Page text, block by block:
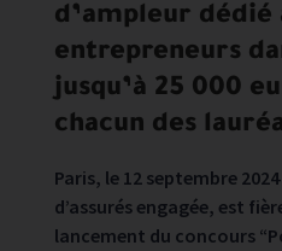
d’ampleur dédié
entrepreneurs
jusqu’à 25 000
chacun des
Paris, le 12 septembre
d’assurés engagée, est
lancement du concours